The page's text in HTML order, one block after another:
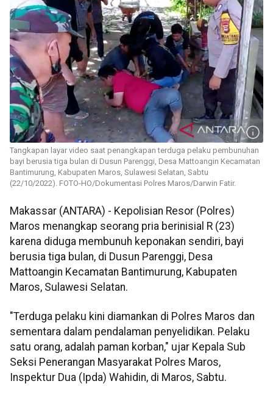
Tangkapan layar video saat penangkapan terduga pelaku pembunuhan
bayi berusia tiga bulan di Dusun Parenggi, Desa Mattoangin Kecamatan
Bantimurung, Kabupaten Maros, Sulawesi Selatan, Sabtu
(22/10/2022). FOTO-HO/Dokumentasi Polres Maros/Darwin Fatir.
Makassar (ANTARA) - Kepolisian Resor (Polres)
Maros menangkap seorang pria berinisial R (23)
karena diduga membunuh keponakan sendiri, bayi
berusia tiga bulan, di Dusun Parenggi, Desa
Mattoangin Kecamatan Bantimurung, Kabupaten
Maros, Sulawesi Selatan.
"Terduga pelaku kini diamankan di Polres Maros dan
sementara dalam pendalaman penyelidikan. Pelaku
satu orang, adalah paman korban," ujar Kepala Sub
Seksi Penerangan Masyarakat Polres Maros,
Inspektur Dua (Ipda) Wahidin, di Maros, Sabtu.